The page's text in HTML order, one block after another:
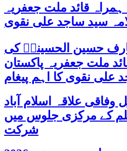
ہمراہ قائد ملت جعفریہ
سید ساجد علی نقوی
حسین الحسینیؒ کی
ملت جعفریہ پاکستان
علی نقوی کا اہم پیغام
علاقہ اسلام آباد
کے مرکزی جلوس میں
شرکت